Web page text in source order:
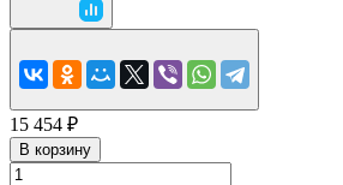
15 454 ₽
В корзину